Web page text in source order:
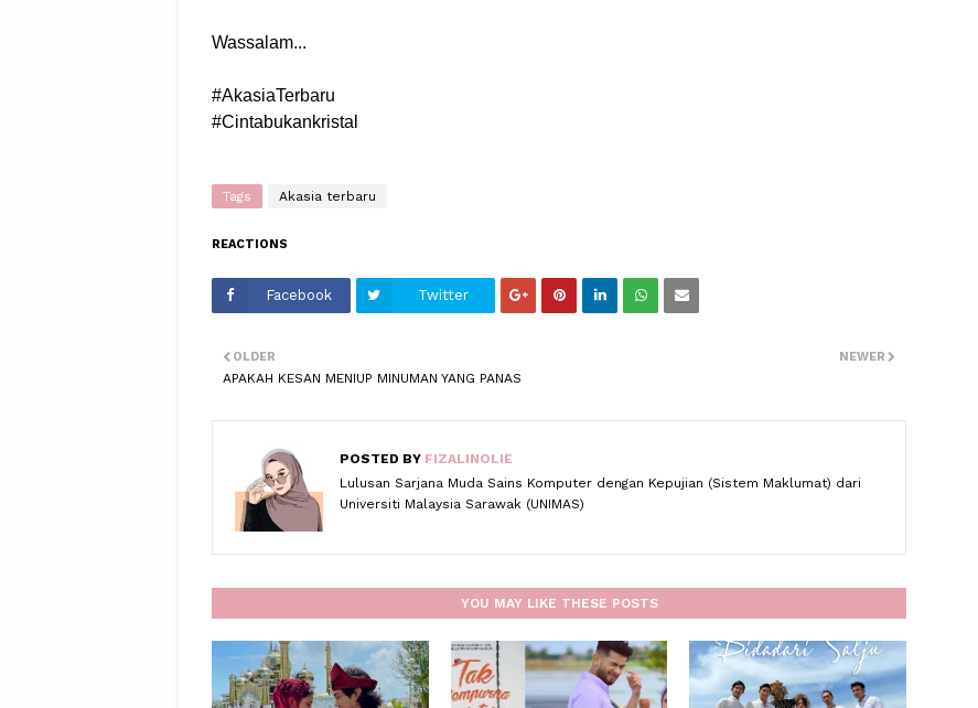
Wassalam...
#AkasiaTerbaru
#Cintabukankristal
Tags Akasia terbaru
REACTIONS
Facebook Twitter
NEWER
OLDER
APAKAH KESAN MENIUP MINUMAN YANG PANAS
POSTED BY FIZALINOLIE
Lulusan Sarjana Muda Sains Komputer dengan Kepujian (Sistem Maklumat) dari
Universiti Malaysia Sarawak (UNIMAS)
YOU MAY LIKE THESE POSTS